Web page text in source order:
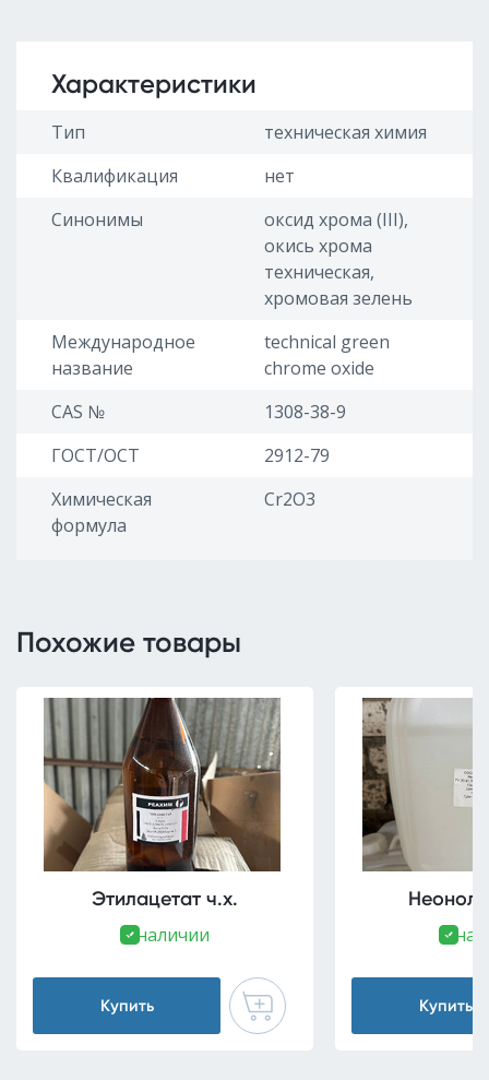
Характеристики
Тип
техническая химия
Квалификация
нет
Синонимы
оксид хрома (III),
окись хрома
техническая,
хромовая зелень
Международное
название
technical green
chrome oxide
CAS №
1308-38-9
ГОСТ/ОСТ
2912-79
Химическая
формула
Cr2O3
Похожие товары
Этилацетат ч.х.
В наличии
Купить
Неонол
В
Купить